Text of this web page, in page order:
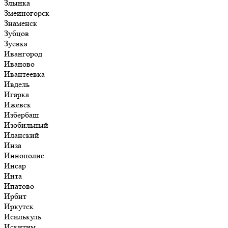
Злынка
Змеиногорск
Знаменск
Зубцов
Зуевка
Ивангород
Иваново
Ивантеевка
Ивдель
Игарка
Ижевск
Избербаш
Изобильный
Иланский
Инза
Иннополис
Инсар
Инта
Ипатово
Ирбит
Иркутск
Исилькуль